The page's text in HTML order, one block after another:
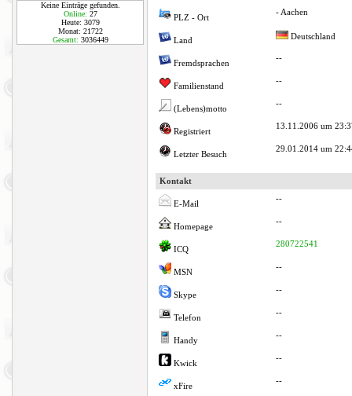
Keine Einträge gefunden.
Online: 27
Heute: 3079
Monat: 21722
Gesamt: 3036449
PLZ - Ort
- Aachen
Land Deutschland
Fremdsprachen
--
Familienstand
--
(Lebens)motto
--
Registriert
13.11.2006 um
Letzter Besuch
29.01.2014 um
Kontakt
E-Mail
--
Homepage
--
ICQ
280722541
MSN
--
Skype
--
Telefon
--
Handy
--
Kwick
--
xFire
--